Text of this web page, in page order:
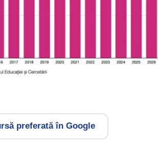
preferată în Google